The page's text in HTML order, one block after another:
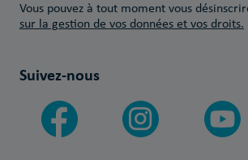
Vous pouvez à tout moment vous
sur la gestion de vos données et vos droits.
Suivez-nous